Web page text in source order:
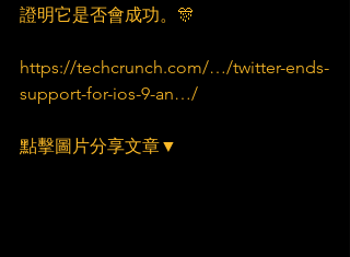
證明它是否會成功。🎊
https://techcrunch.com/…/twitter-ends-
support-for-ios-9-an…/
點擊圖片分享文章▼